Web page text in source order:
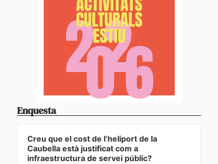
Enquesta
Creu que el cost de l’heliport de la
Caubella està justificat com a
infraestructura de servei públic?